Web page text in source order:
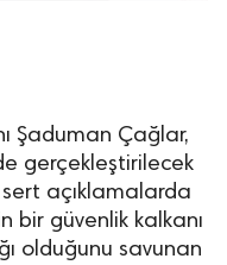
Şaduman Çağlar,
gerçekleştirilecek
açıklamalarda
bir güvenlik kalkanı
olduğunu savunan